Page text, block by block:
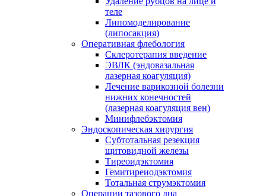
теле
Липомоделирование
(липосакция)
Оперативная флебология
Склеротерапия введение
ЭВЛК (эндовазальная
лазерная коагуляция)
Лечение варикозной болезни
нижних конечностей
(лазерная коагуляция вен)
Минифлебэктомия
Эндоскопическая хирургия
Субтотальная резекция
щитовидной железы
Тиреоидэктомия
Гемитиреиодэктомия
Тотальная струмэктомия
Операции тазового дна